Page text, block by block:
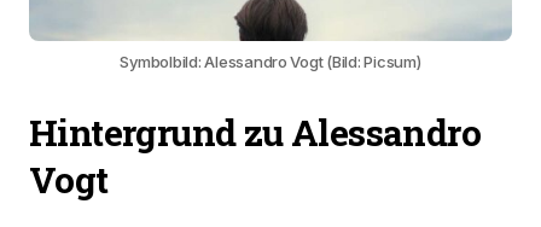
Symbolbild: Alessandro Vogt (Bild: Picsum)
Hintergrund zu Alessandro
Vogt